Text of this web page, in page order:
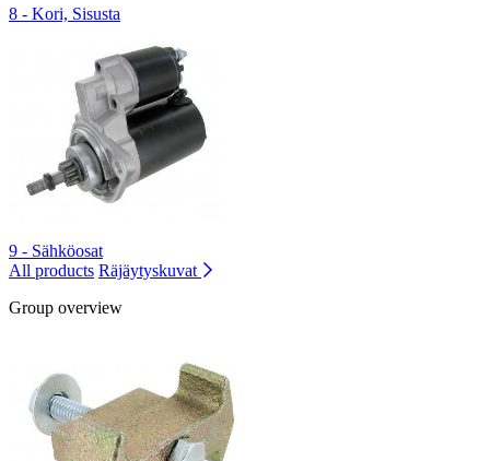
8 - Kori, Sisusta
9 - Sähköosat
All products Räjäytyskuvat
Group overview